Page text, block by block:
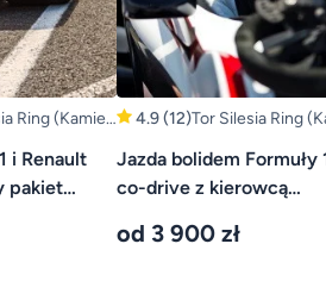
Ring (Kamień
i Renault
pakiet
4.9(12)Tor Silesia Ring
Jazda bolidem Formuły
co-drive z kierowcą
od 3 900 zł